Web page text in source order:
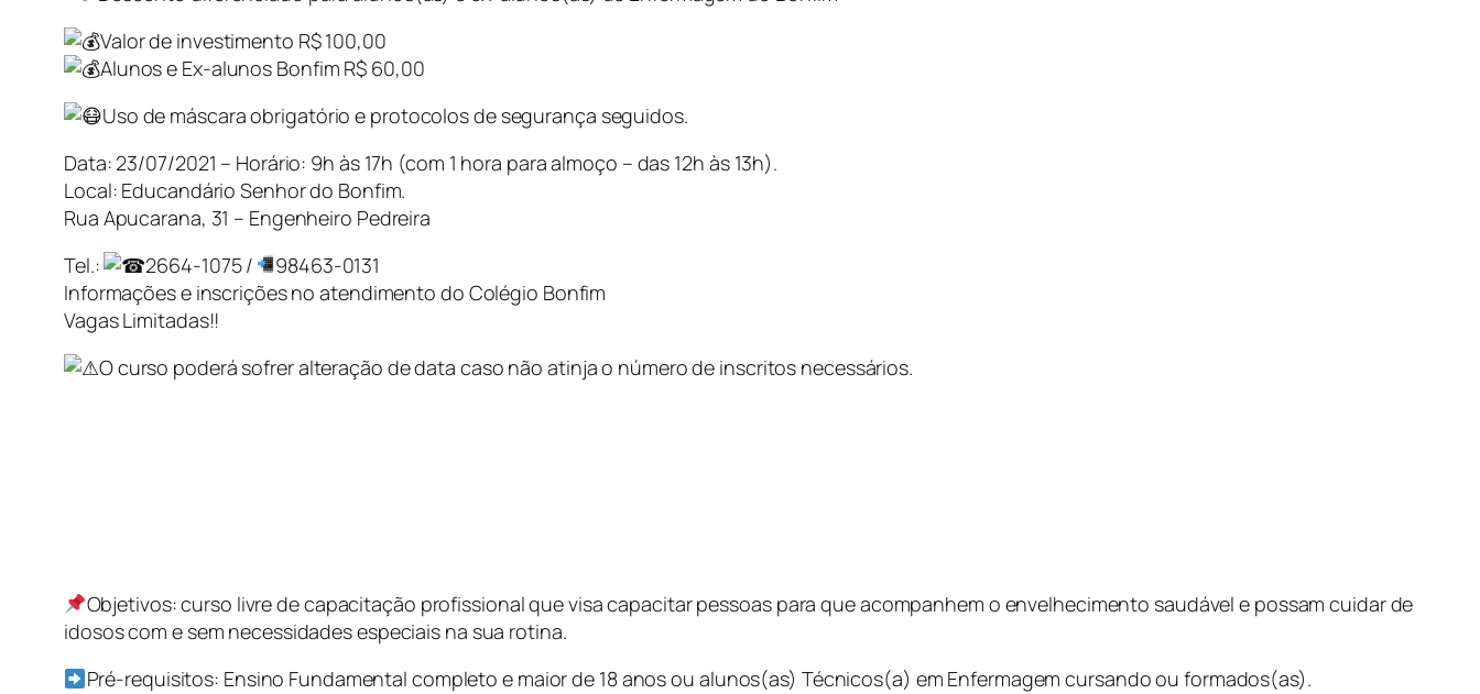
Valor de investimento R$ 100,00
Alunos e Ex-alunos Bonfim R$ 60,00
Uso de máscara obrigatório e protocolos de segurança seguidos.
Data: 23/07/2021 – Horário: 9h às 17h (com 1 hora para almoço – das 12h às 13h).
Local: Educandário Senhor do Bonfim.
Rua Apucarana, 31 – Engenheiro Pedreira
Tel.:
2664-1075 /
98463-0131
Informações e inscrições no atendimento do Colégio Bonfim
Vagas Limitadas!!
O curso poderá sofrer alteração de data caso não atinja o número de inscritos necessários.
Objetivos: curso livre de capacitação profissional que visa capacitar pessoas para que acompanhem o envelhecimento saudável e possam cuidar de
idosos com e sem necessidades especiais na sua rotina.
Pré-requisitos: Ensino Fundamental completo e maior de 18 anos ou alunos(as) Técnicos(a) em Enfermagem cursando ou formados(as).